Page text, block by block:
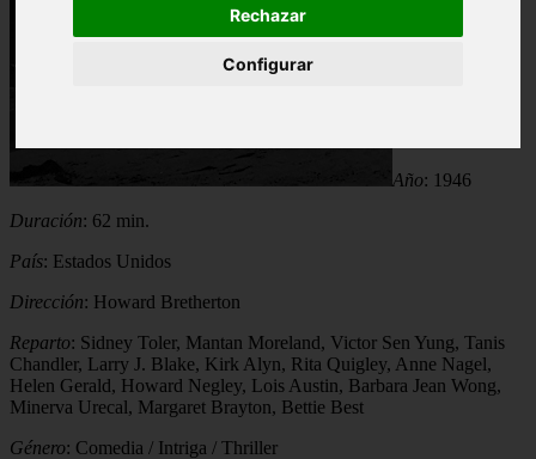
Rechazar
Configurar
Año: 1946
Duración: 62 min.
País: Estados Unidos
Dirección: Howard Bretherton
Reparto: Sidney Toler, Mantan Moreland, Victor Sen Yung, Tanis
Chandler, Larry J. Blake, Kirk Alyn, Rita Quigley, Anne Nagel,
Helen Gerald, Howard Negley, Lois Austin, Barbara Jean Wong,
Minerva Urecal, Margaret Brayton, Bettie Best
Género: Comedia / Intriga / Thriller